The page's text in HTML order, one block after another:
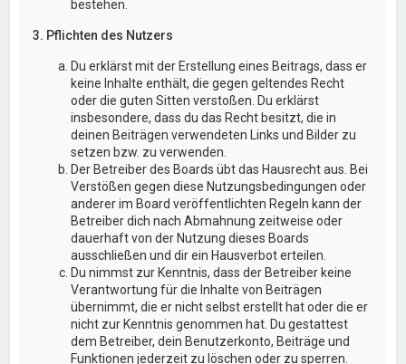
bestehen.
3. Pflichten des Nutzers
Du erklärst mit der Erstellung eines Beitrags, dass er
keine Inhalte enthält, die gegen geltendes Recht
oder die guten Sitten verstoßen. Du erklärst
insbesondere, dass du das Recht besitzt, die in
deinen Beiträgen verwendeten Links und Bilder zu
setzen bzw. zu verwenden.
Der Betreiber des Boards übt das Hausrecht aus. Bei
Verstößen gegen diese Nutzungsbedingungen oder
anderer im Board veröffentlichten Regeln kann der
Betreiber dich nach Abmahnung zeitweise oder
dauerhaft von der Nutzung dieses Boards
ausschließen und dir ein Hausverbot erteilen.
Du nimmst zur Kenntnis, dass der Betreiber keine
Verantwortung für die Inhalte von Beiträgen
übernimmt, die er nicht selbst erstellt hat oder die er
nicht zur Kenntnis genommen hat. Du gestattest
dem Betreiber, dein Benutzerkonto, Beiträge und
Funktionen jederzeit zu löschen oder zu sperren.